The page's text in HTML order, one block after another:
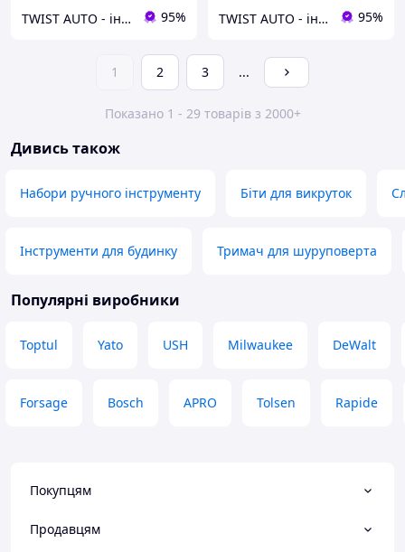
TWIST AUTO - інструмент за доступною ціною 95% TWIST AUTO - інструмент за доступною ціною 95%
1 2 3 ...
Показано 1 - 29 товарів з 2000+
Дивись також
Набори ручного інструменту Біти для викруток
Інструменти для будинку Тримач для шуруповерта
Популярні виробники
Toptul Yato USH Milwaukee DeWalt
Forsage Bosch APRO Tolsen Rapide
Покупцям
Продавцям